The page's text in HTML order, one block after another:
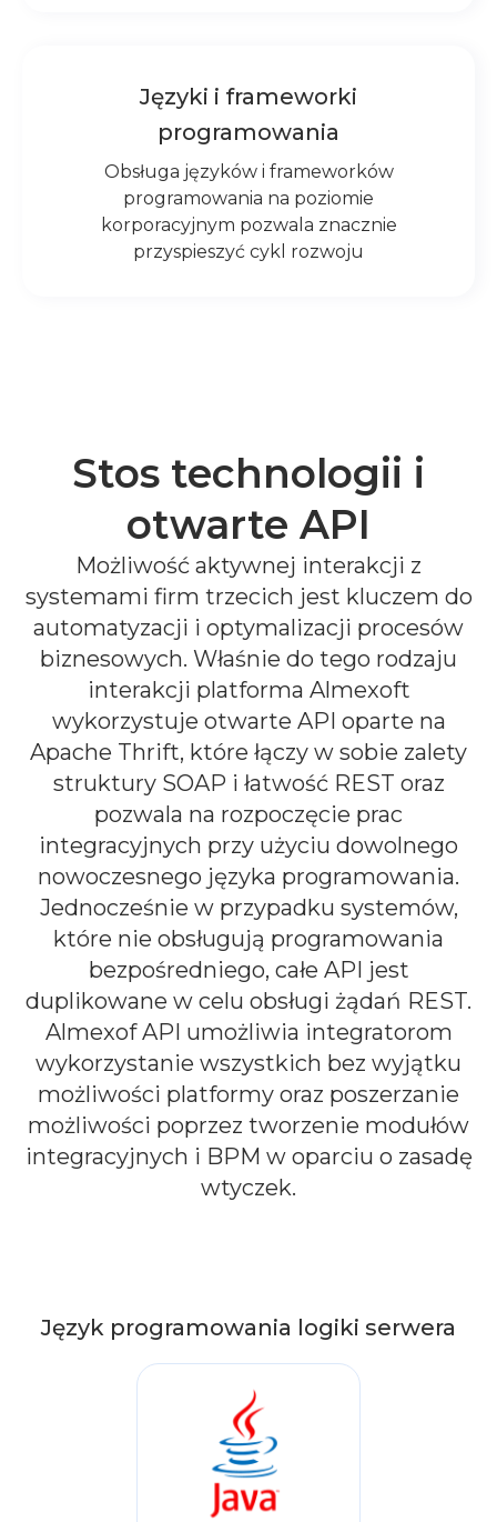
Języki i frameworki
programowania
Obsługa języków i frameworków
programowania na poziomie
korporacyjnym pozwala znacznie
przyspieszyć cykl rozwoju
Stos technologii i
otwarte API
Możliwość aktywnej interakcji z
systemami firm trzecich jest kluczem do
automatyzacji i optymalizacji procesów
biznesowych. Właśnie do tego rodzaju
interakcji platforma Almexoft
wykorzystuje otwarte API oparte na
Apache Thrift, które łączy w sobie zalety
struktury SOAP i łatwość REST oraz
pozwala na rozpoczęcie prac
integracyjnych przy użyciu dowolnego
nowoczesnego języka programowania.
Jednocześnie w przypadku systemów,
które nie obsługują programowania
bezpośredniego, całe API jest
duplikowane w celu obsługi żądań REST.
Almexof API umożliwia integratorom
wykorzystanie wszystkich bez wyjątku
możliwości platformy oraz poszerzanie
możliwości poprzez tworzenie modułów
integracyjnych i BPM w oparciu o zasadę
wtyczek.
Język programowania logiki serwera